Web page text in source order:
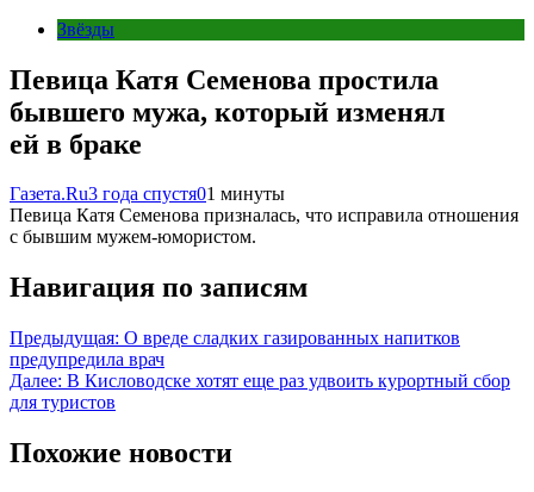
Звёзды
Певица Катя Семенова простила
бывшего мужа, который изменял
ей в браке
Газета.Ru3 года спустя01 минуты
Певица Катя Семенова призналась, что исправила отношения
с бывшим мужем-юмористом.
Навигация по записям
Предыдущая: О вреде сладких газированных напитков
предупредила врач
Далее: В Кисловодске хотят еще раз удвоить курортный сбор
для туристов
Похожие новости